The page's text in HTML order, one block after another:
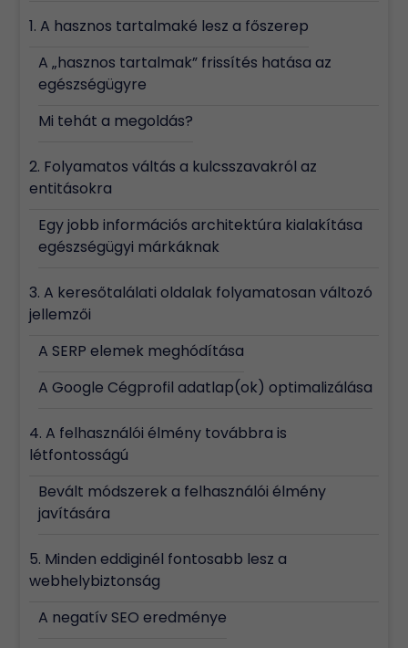
1. A hasznos tartalmaké lesz a főszerep
A „hasznos tartalmak” frissítés hatása az
egészségügyre
Mi tehát a megoldás?
2. Folyamatos váltás a kulcsszavakról az
entitásokra
Egy jobb információs architektúra kialakítása
egészségügyi márkáknak
3. A keresőtalálati oldalak folyamatosan változó
jellemzői
A SERP elemek meghódítása
A Google Cégprofil adatlap(ok) optimalizálása
4. A felhasználói élmény továbbra is
létfontosságú
Bevált módszerek a felhasználói élmény
javítására
5. Minden eddiginél fontosabb lesz a
webhelybiztonság
A negatív SEO eredménye